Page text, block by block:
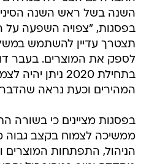
השנה בשל ראש השנה
בפסגות, "צפויה השפעה על
תצטרך עדיין להשתמש
לספק את המוצרים. בעבר
בתחילת 2020
המהירים וכעת נראה שהדבר
בפסגות מציינים כי בשורה
ממשיכה לצמוח בקצב גבוה
הניהול, התפתחות המוצרים